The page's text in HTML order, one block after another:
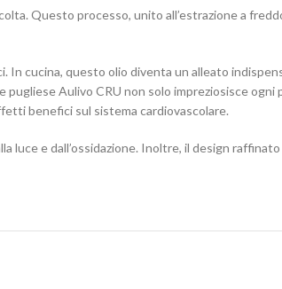
Questo processo, unito all’estrazione a
In cucina, questo olio diventa un alleato
Aulivo CRU non solo impreziosisce ogni
benefici sul sistema cardiovascolare.
luce e dall’ossidazione. Inoltre, il design raffinato